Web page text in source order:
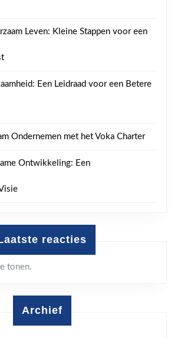
Leven: Kleine Stappen voor een
Een Leidraad voor een Betere
Ondernemen met het Voka Charter
Ontwikkeling: Een
reacties
tonen.
Archief